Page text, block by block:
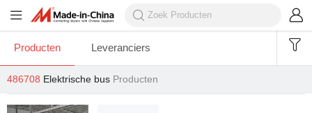
Producten Leveranciers
486708 Elektrische bus Producten